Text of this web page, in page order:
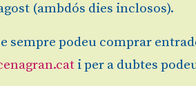
(ambdós dies inclosos).
sempre podeu comprar
i per a dubtes